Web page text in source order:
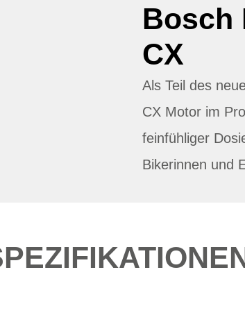
Bosch
CX
Als Teil des
CX Motor im
feinfühliger
Bikerinnen und